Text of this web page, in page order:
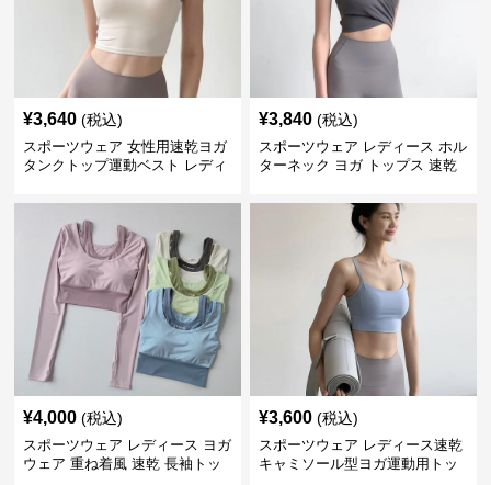
¥3,640 (税込)
スポーツウェア 女性用速乾ヨガ
タンクトップ運動ベスト レディ
¥3,840 (税込)
スポーツウェア レディース ホル
ターネック ヨガ トップス 速乾
¥4,000 (税込)
スポーツウェア レディース ヨガ
ウェア 重ね着風 速乾 長袖トッ
¥3,600 (税込)
スポーツウェア レディース速乾
キャミソール型ヨガ運動用トッ